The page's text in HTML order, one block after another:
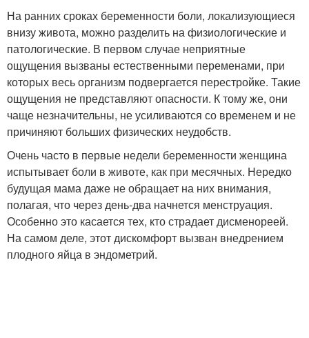
На ранних сроках беременности боли, локализующиеся
внизу живота, можно разделить на физиологические и
патологические. В первом случае неприятные
ощущения вызваны естественными переменами, при
которых весь организм подвергается перестройке. Такие
ощущения не представляют опасности. К тому же, они
чаще незначительны, не усиливаются со временем и не
причиняют больших физических неудобств.
Очень часто в первые недели беременности женщина
испытывает боли в животе, как при месячных. Нередко
будущая мама даже не обращает на них внимания,
полагая, что через день-два начнется менструация.
Особенно это касается тех, кто страдает дисменореей.
На самом деле, этот дискомфорт вызван внедрением
плодного яйца в эндометрий.